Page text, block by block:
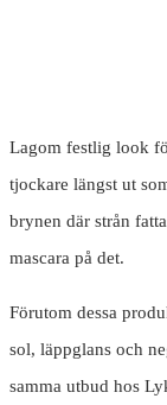
Lagom festlig look
tjockare längst ut
brynen där strån
mascara på det.
Förutom dessa
sol, läppglans och
samma utbud hos